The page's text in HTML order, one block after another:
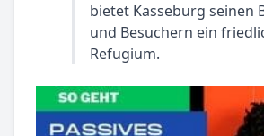
bietet Kasseburg seinen
und Besuchern ein
Refugium.